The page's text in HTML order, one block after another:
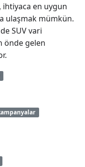
ihtiyaca en uygun
ulaşmak mümkün.
SUV vari
önde gelen